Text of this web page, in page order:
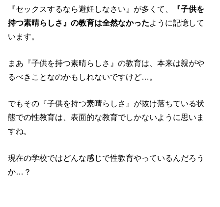
『セックスするなら避妊しなさい』が多くて、
『子供を
持つ素晴らしさ』の教育は全然なかったように記憶して
います。
まあ『子供を持つ素晴らしさ』の教育は、本来は親がや
るべきことなのかもしれないですけど…。
でもその『子供を持つ素晴らしさ』が抜け落ちている状
態での性教育は、表面的な教育でしかないように思いま
すね。
現在の学校ではどんな感じで性教育やっているんだろう
か…？